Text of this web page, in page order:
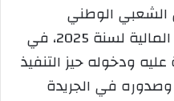
الشعبي الوطني
بالأغلبية على مشروع قانون المالية لسنة 2025، في
ودخوله حيز التنفيذ
في الجريدة